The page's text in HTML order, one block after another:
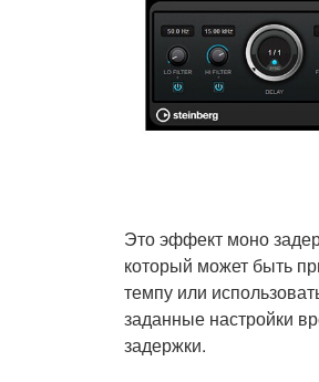
Это эффект моно
который может быть
темпу или
заданные настройки
задержки.